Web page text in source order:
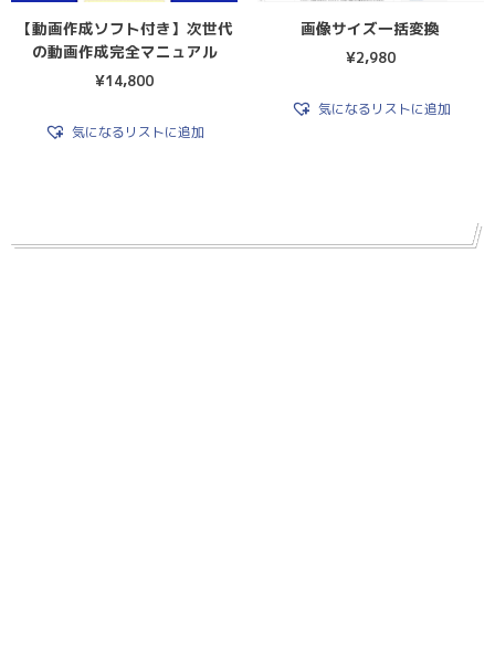
【動画作成ソフト付き】次世代
の動画作成完全マニュアル
¥14,800
気になるリストに追加
画像サイズ一括変換
¥2,980
気になるリストに追加